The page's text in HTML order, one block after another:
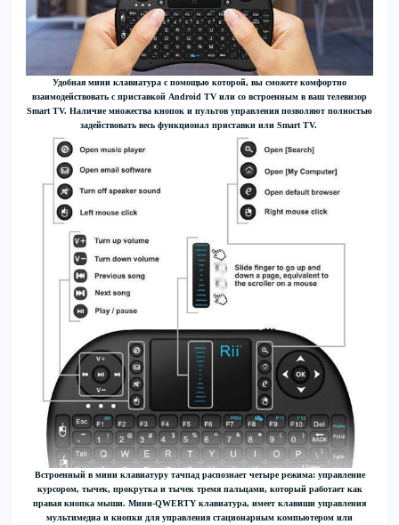
Удобная мини клавиатура с помощью которой, вы сможете комфортно
взаимодействовать с приставкой Android TV или со встроенным в ваш телевизор
Smart TV. Наличие множества кнопок и пультов управления позволяют полностью
задействовать весь функционал приставки или Smart TV.
Встроенный в мини клавиатуру тачпад распознает четыре режима: управление
курсором, тычек, прокрутка и тычек тремя пальцами, который работает как
правая кнопка мыши. Мини-QWERTY клавиатура, имеет клавиши управления
мультимедиа и кнопки для управления стационарным компьютером или